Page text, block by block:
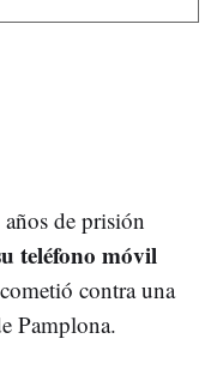
de prisión
teléfono móvil
contra una
Pamplona.